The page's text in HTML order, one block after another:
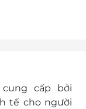
cấp bởi
tế cho người